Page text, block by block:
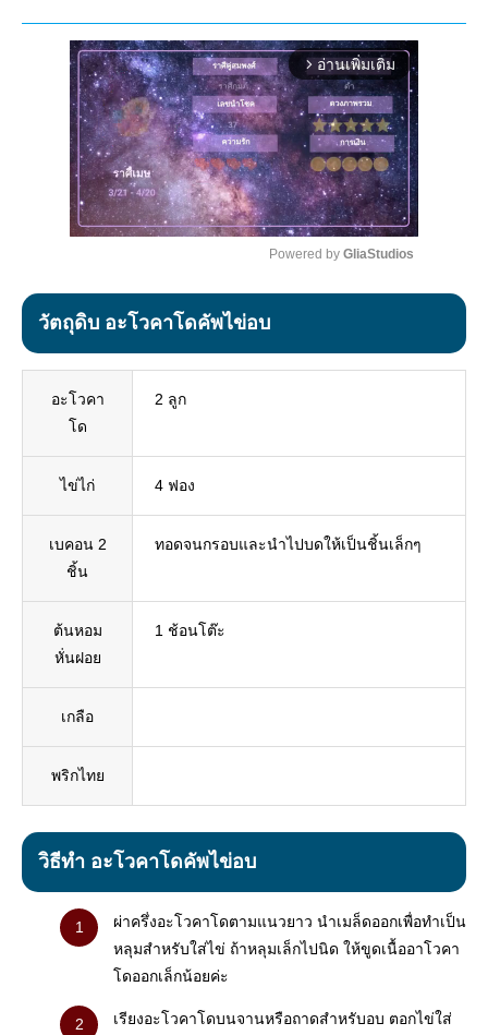
arrow_forward_ios อ่านเพิ่มเติม
Mute
Powered by GliaStudios
วัตถุดิบ อะโวคาโดคัพไข่อบ
อะโวคา
โด
2 ลูก
ไข่ไก่ 4 ฟอง
เบคอน 2
ชิ้น
ทอดจนกรอบและนำไปบดให้เป็นชิ้นเล็กๆ
ต้นหอม
หั่นฝอย
1 ช้อนโต๊ะ
เกลือ
พริกไทย
วิธีทำ อะโวคาโดคัพไข่อบ
ผ่าครึ่งอะโวคาโดตามแนวยาว นำเมล็ดออกเพื่อทำเป็น
หลุมสำหรับใส่ไข่ ถ้าหลุมเล็กไปนิด ให้ขูดเนื้ออาโวคา
โดออกเล็กน้อยค่ะ
เรียงอะโวคาโดบนจานหรือถาดสำหรับอบ ตอกไข่ใส่